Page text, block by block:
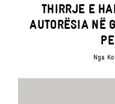
THIRRJE E
AUTORËSIA NË
Nga